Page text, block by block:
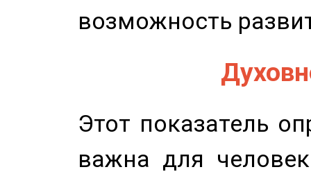
возможность
Этот показатель
важна для